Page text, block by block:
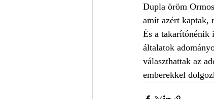
Dupla öröm
amit azért kaptak,
És a takarítónénik
általatok
választhattak az
emberekkel